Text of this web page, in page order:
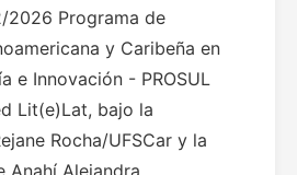
2026 Programa de
y Caribeña en
e Innovación - PROSUL
Lit(e)Lat, bajo la
Rocha/UFSCar y la